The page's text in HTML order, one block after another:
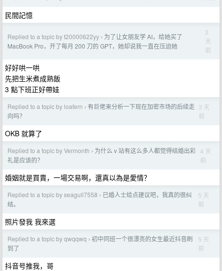
民間記憶
Replied to a topic by t20000622yy › 为了让女朋友学 AI，给她买了
MacBook Pro，开了每月 200 刀的 GPT，她却说我一直在压迫她
2
天
前
好好哄一哄
先把生米煮成熟飯
3 點下班正好帶娃
Replied to a topic by loafern › 有巨佬来分析一下现在加密市场的后续走
向吗？
3 天
前
OKB 就算了
Replied to a topic by Vermonth › 为什么 v 站有这么多人都觉得结婚出彩
礼是应该的？
4 天
前
婚姻就是買賣，一場交易啊，還真以為是愛情？
Replied to a topic by seagull7558 › 已婚人士给点建议吧，我真的很纠
结。
5 天
前
照片發我 我來選
Replied to a topic by qwqqwq › 初中同班一个很漂亮的女生最近抖音刷
到了
5 天
前
抖音号推我，哥